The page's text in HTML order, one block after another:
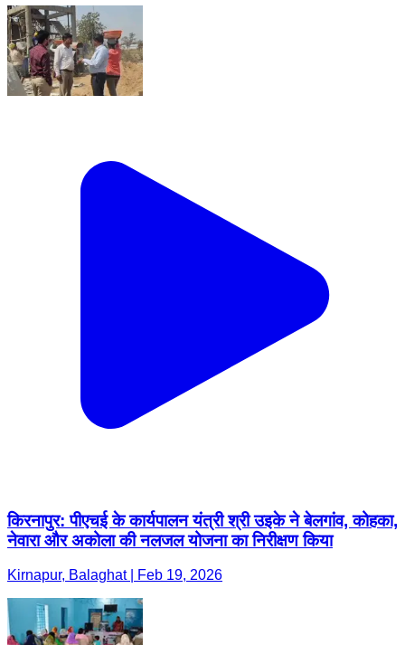
किरनापुर: पीएचई के कार्यपालन यंत्री श्री उइके ने बेलगांव, कोहका,
नेवारा और अकोला की नलजल योजना का निरीक्षण किया
Kirnapur, Balaghat | Feb 19, 2026